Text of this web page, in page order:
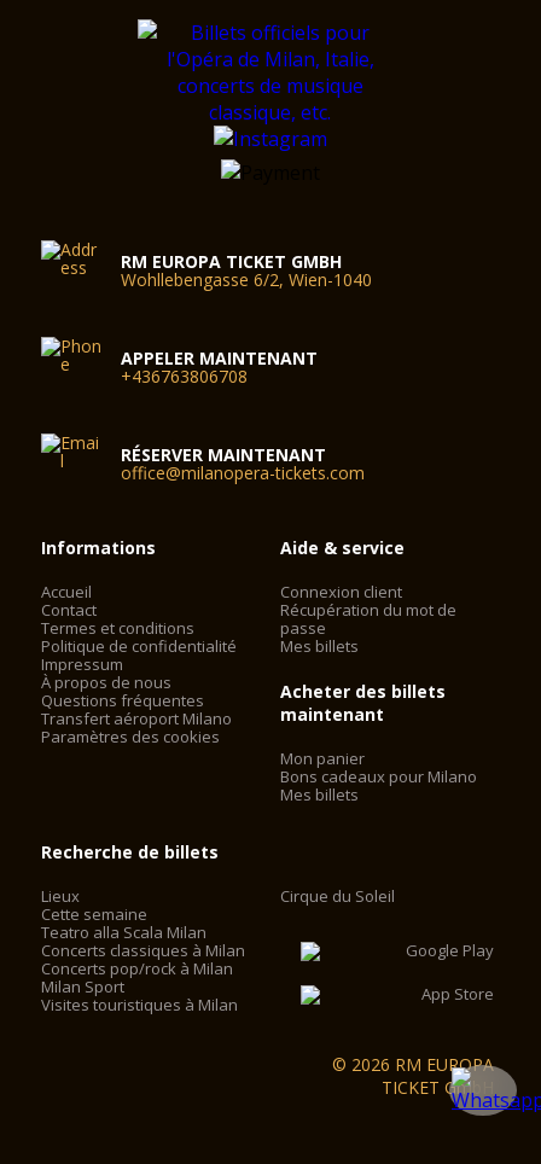
RM EUROPA TICKET GMBH
Wohllebengasse 6/2, Wien-1040
APPELER MAINTENANT
+436763806708
RÉSERVER MAINTENANT
office@milanopera-tickets.com
Informations
Accueil
Contact
Termes et conditions
Politique de confidentialité
Impressum
À propos de nous
Questions fréquentes
Transfert aéroport Milano
Paramètres des cookies
Aide & service
Connexion client
Récupération du mot de
passe
Mes billets
Acheter des billets
maintenant
Mon panier
Bons cadeaux pour Milano
Mes billets
Recherche de billets
Lieux
Cette semaine
Teatro alla Scala Milan
Concerts classiques à Milan
Concerts pop/rock à Milan
Milan Sport
Visites touristiques à Milan
Cirque du Soleil
© 2026 RM EUROPA
TICKET GmbH